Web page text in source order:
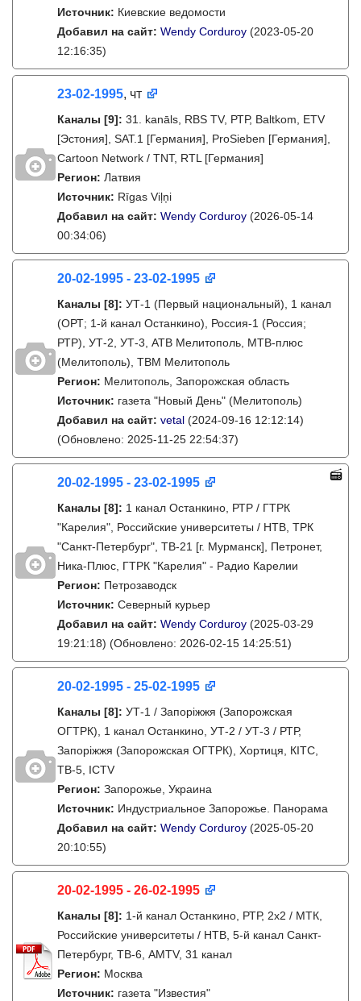
Источник: Киевские ведомости
Добавил на сайт: Wendy Corduroy (2023-05-20
12:16:35)
23-02-1995, чт
Каналы [9]: 31. kanāls, RBS TV, РТР, Baltkom, ETV
[Эстония], SAT.1 [Германия], ProSieben [Германия],
Cartoon Network / TNT, RTL [Германия]
Регион: Латвия
Источник: Rīgas Viļņi
Добавил на сайт: Wendy Corduroy (2026-05-14
00:34:06)
20-02-1995 - 23-02-1995
Каналы [8]: УТ-1 (Первый национальный), 1 канал
(ОРТ; 1-й канал Останкино), Россия-1 (Россия;
РТР), УТ-2, УТ-3, АТВ Мелитополь, МТВ-плюс
(Мелитополь), ТВМ Мелитополь
Регион: Мелитополь, Запорожская область
Источник: газета "Новый День" (Мелитополь)
Добавил на сайт: vetal (2024-09-16 12:12:14)
(Обновлено: 2025-11-25 22:54:37)
20-02-1995 - 23-02-1995
Каналы [8]: 1 канал Останкино, РТР / ГТРК
"Карелия", Российские университеты / НТВ, ТРК
"Санкт-Петербург", ТВ-21 [г. Мурманск], Петронет,
Ника-Плюс, ГТРК "Карелия" - Радио Карелии
Регион: Петрозаводск
Источник: Северный курьер
Добавил на сайт: Wendy Corduroy (2025-03-29
19:21:18) (Обновлено: 2026-02-15 14:25:51)
20-02-1995 - 25-02-1995
Каналы [8]: УТ-1 / Запоріжжя (Запорожская
ОГТРК), 1 канал Останкино, УТ-2 / УТ-3 / РТР,
Запоріжжя (Запорожская ОГТРК), Хортиця, КІТС,
ТВ-5, ICTV
Регион: Запорожье, Украина
Источник: Индустриальное Запорожье. Панорама
Добавил на сайт: Wendy Corduroy (2025-05-20
20:10:55)
20-02-1995 - 26-02-1995
Каналы [8]: 1-й канал Останкино, РТР, 2х2 / МТК,
Российские университеты / НТВ, 5-й канал Санкт-
Петербург, ТВ-6, AMTV, 31 канал
Регион: Москва
Источник: газета "Известия"